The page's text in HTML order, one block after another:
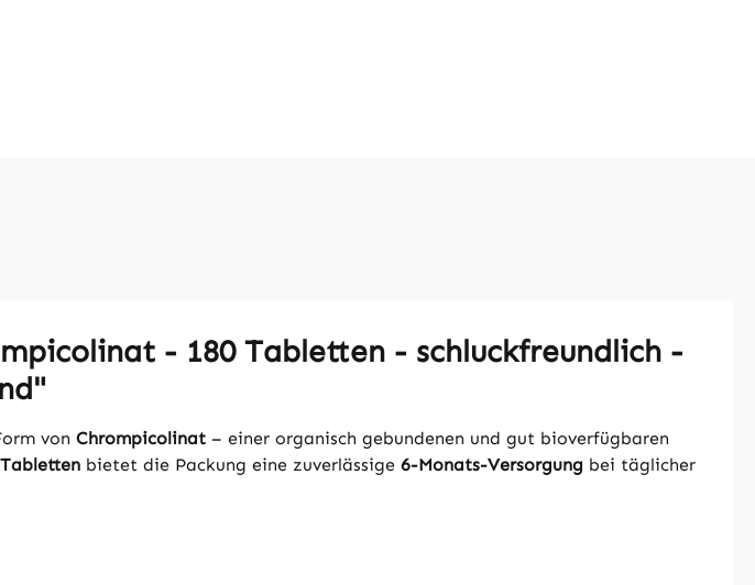
- 180 Tabletten - schluckfreundlich -
von Chrompicolinat – einer organisch gebundenen und gut bioverfügbaren
bietet die Packung eine zuverlässige 6-Monats-Versorgung bei täglicher